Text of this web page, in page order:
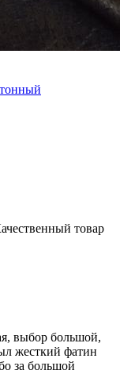
товар
выбор большой,
жесткий фатин
за большой